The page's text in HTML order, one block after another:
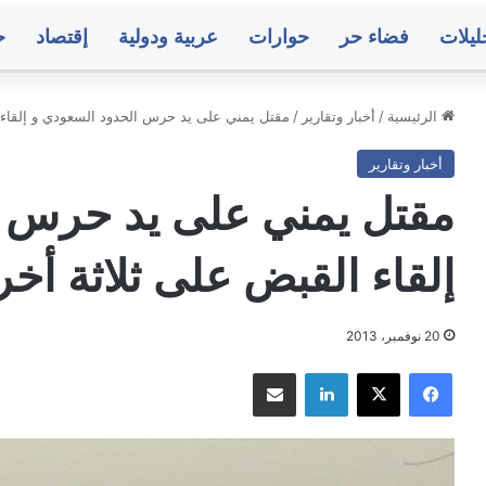
فضاء حر حوارات عربية ودولية إقتصاد
الرئيسية / أخبار وتقارير / مقتل يمني على يد حرس الحدود السعودي و
أخبار وتقارير
مقتل يمني على يد حرس
إلقاء القبض على ثلاثة
20 نوفمبر، 2013
فيسبوك ‫X لينكدإن مشاركة عبر البريد
عدن.. تعيينات وترقيات عسكرية وأمنية في
القوات الأمنية وجهاز أمن الدولة
يمنية
بشأن
مستجدات
الأوضاع